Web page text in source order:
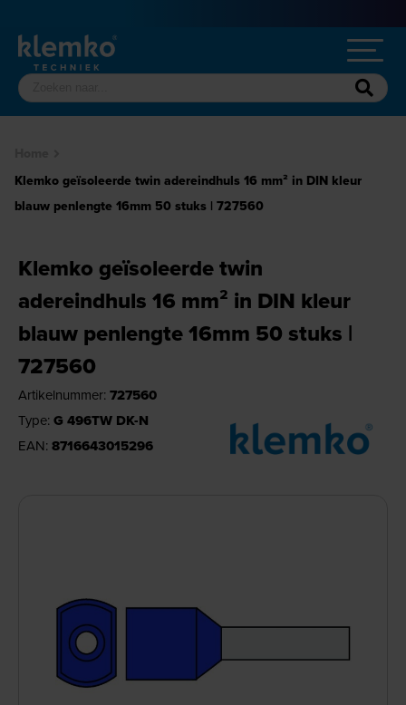
Klemko geïsoleerde twin adereindhuls 16 mm² in DIN kleur
blauw penlengte 16mm 50 stuks | 727560
Klemko geïsoleerde twin
adereindhuls 16 mm² in DIN kleur
blauw penlengte 16mm 50 stuks |
727560
Artikelnummer: 727560
Type: G 496TW DK-N
EAN: 8716643015296